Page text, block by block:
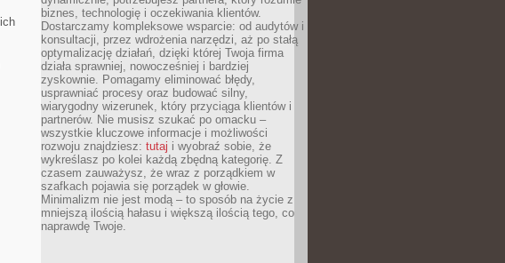
biznes, technologię i oczekiwania klientów.
Dostarczamy kompleksowe wsparcie: od audytów i
konsultacji, przez wdrożenia narzędzi, aż po stałą
optymalizację działań, dzięki której Twoja firma
działa sprawniej, nowocześniej i bardziej
zyskownie. Pomagamy eliminować błędy,
usprawniać procesy oraz budować silny,
wiarygodny wizerunek, który przyciąga klientów i
partnerów. Nie musisz szukać po omacku –
wszystkie kluczowe informacje i możliwości
rozwoju znajdziesz: tutaj i wyobraź sobie, że
wykreślasz po kolei każdą zbędną kategorię. Z
czasem zauważysz, że wraz z porządkiem w
szafkach pojawia się porządek w głowie.
Minimalizm nie jest modą – to sposób na życie z
mniejszą ilością hałasu i większą ilością tego, co
naprawdę Twoje.